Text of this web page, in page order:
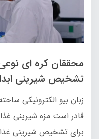
محققان کره ای
تشخیص شیرینی
زبان بیو الکترونیکی
قادر است مزه شیرینی
برای تشخیص شیرینی